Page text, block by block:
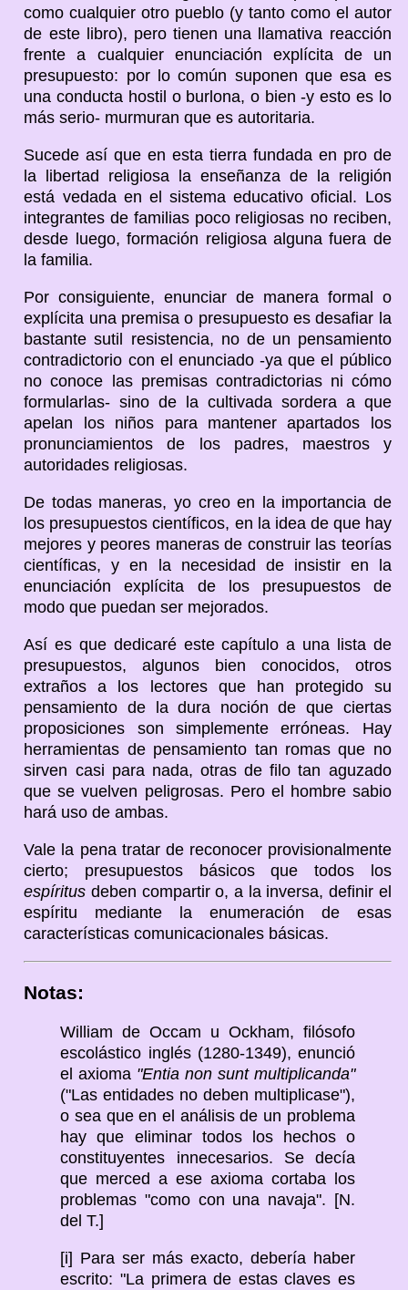
como cualquier otro pueblo (y tanto como el autor
de este libro), pero tienen una llamativa reacción
frente a cualquier enunciación explícita de un
presupuesto: por lo común suponen que esa es
una conducta hostil o burlona, o bien -y esto es lo
más serio- murmuran que es autoritaria.
Sucede así que en esta tierra fundada en pro de
la libertad religiosa la enseñanza de la religión
está vedada en el sistema educativo oficial. Los
integrantes de familias poco religiosas no reciben,
desde luego, formación religiosa alguna fuera de
la familia.
Por consiguiente, enunciar de manera formal o
explícita una premisa o presupuesto es desafiar la
bastante sutil resistencia, no de un pensamiento
contradictorio con el enunciado -ya que el público
no conoce las premisas contradictorias ni cómo
formularlas- sino de la cultivada sordera a que
apelan los niños para mantener apartados los
pronunciamientos de los padres, maestros y
autoridades religiosas.
De todas maneras, yo creo en la importancia de
los presupuestos científicos, en la idea de que hay
mejores y peores maneras de construir las teorías
científicas, y en la necesidad de insistir en la
enunciación explícita de los presupuestos de
modo que puedan ser mejorados.
Así es que dedicaré este capítulo a una lista de
presupuestos, algunos bien conocidos, otros
extraños a los lectores que han protegido su
pensamiento de la dura noción de que ciertas
proposiciones son simplemente erróneas. Hay
herramientas de pensamiento tan romas que no
sirven casi para nada, otras de filo tan aguzado
que se vuelven peligrosas. Pero el hombre sabio
hará uso de ambas.
Vale la pena tratar de reconocer provisionalmente
cierto; presupuestos básicos que todos los
espíritus deben compartir o, a la inversa, definir el
espíritu mediante la enumeración de esas
características comunicacionales básicas.
Notas:
William de Occam u Ockham, filósofo
escolástico inglés (1280-1349), enunció
el axioma "Entia non sunt multiplicanda"
("Las entidades no deben multiplicase"),
o sea que en el análisis de un problema
hay que eliminar todos los hechos o
constituyentes innecesarios. Se decía
que merced a ese axioma cortaba los
problemas "como con una navaja". [N.
del T.]
[i] Para ser más exacto, debería haber
escrito: "La primera de estas claves es